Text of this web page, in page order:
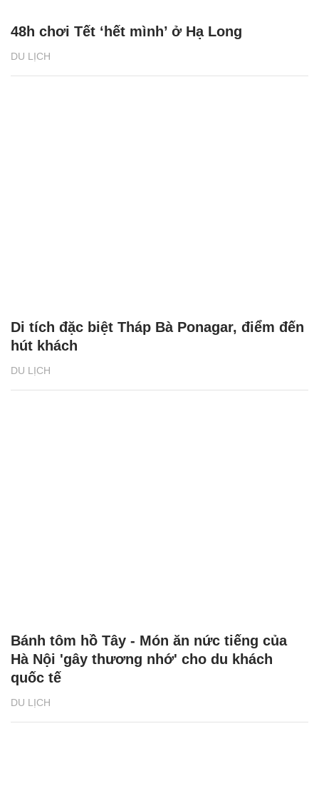
DU LỊCH
48h chơi Tết ‘hết mình’ ở Hạ Long
DU LỊCH
Di tích đặc biệt Tháp Bà Ponagar, điểm đến
hút khách
DU LỊCH
Bánh tôm hồ Tây - Món ăn nức tiếng của
Hà Nội 'gây thương nhớ' cho du khách
quốc tế